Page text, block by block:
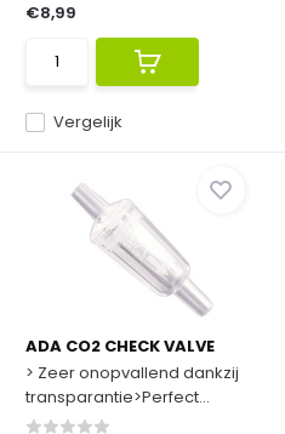
Vergelijk
€8,99
ADA CO2 CHECK VALVE
> Zeer onopvallend dankzij
transparantie>Perfect...